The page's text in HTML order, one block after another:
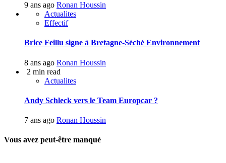
9 ans ago Ronan Houssin
Actualites
Effectif
Brice Feillu signe à Bretagne-Séché Environnement
8 ans ago Ronan Houssin
2 min read
Actualites
Andy Schleck vers le Team Europcar ?
7 ans ago Ronan Houssin
Vous avez peut-être manqué